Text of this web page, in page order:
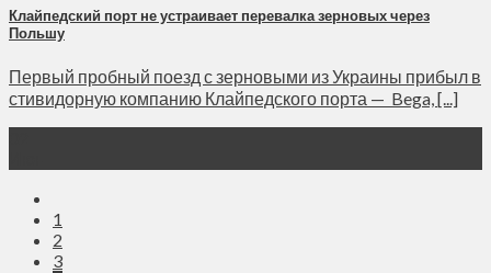
Клайпедский порт не устраивает перевалка зерновых через
Польшу
Первый пробный поезд с зерновыми из Украины прибыл в
стивидорную компанию Клайпедского порта — Bega, [...]
1
2
3